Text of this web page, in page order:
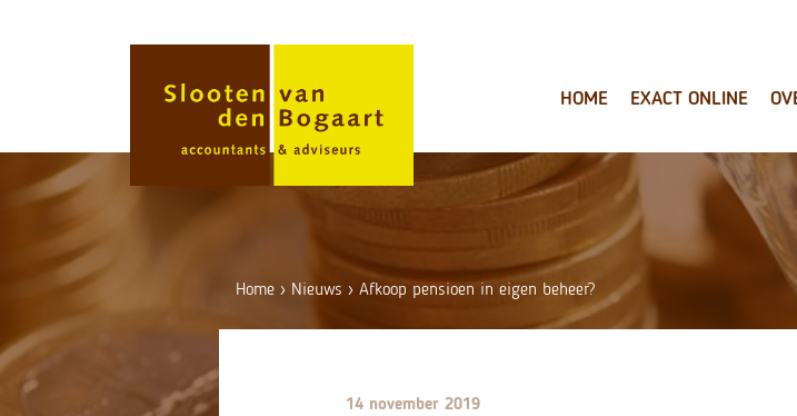
HOME EXACT ONLINE
Home › Nieuws › Afkoop pensioen in eigen beheer?
14 november 2019